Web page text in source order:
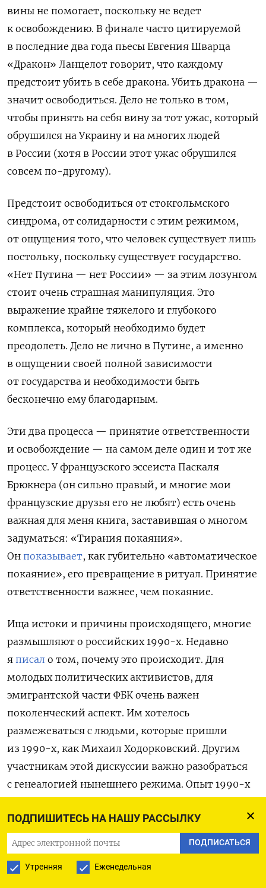
ПОДПИШИТЕСЬ НА НАШУ РАССЫЛКУ
ПОДПИСАТЬСЯ
Утренняя Еженедельная
вины не помогает, поскольку не ведет
к освобождению. В финале часто цитируемой
в последние два года пьесы Евгения Шварца
«Дракон» Ланцелот говорит, что каждому
предстоит убить в себе дракона. Убить дракона —
значит освободиться. Дело не только в том,
чтобы принять на себя вину за тот ужас, который
обрушился на Украину и на многих людей
в России (хотя в России этот ужас обрушился
совсем по-другому).
Предстоит освободиться от стокгольмского
синдрома, от солидарности с этим режимом,
от ощущения того, что человек существует лишь
постольку, поскольку существует государство.
«Нет Путина — нет России» — за этим лозунгом
стоит очень страшная манипуляция. Это
выражение крайне тяжелого и глубокого
комплекса, который необходимо будет
преодолеть. Дело не лично в Путине, а именно
в ощущении своей полной зависимости
от государства и необходимости быть
бесконечно ему благодарным.
Эти два процесса — принятие ответственности
и освобождение — на самом деле один и тот же
процесс. У французского эссеиста Паскаля
Брюкнера (он сильно правый, и многие мои
французские друзья его не любят) есть очень
важная для меня книга, заставившая о многом
задуматься: «Тирания покаяния».
Он показывает, как губительно «автоматическое
покаяние», его превращение в ритуал. Принятие
ответственности важнее, чем покаяние.
Ища истоки и причины происходящего, многие
размышляют о российских 1990-х. Недавно
я писал о том, почему это происходит. Для
молодых политических активистов, для
эмигрантской части ФБК очень важен
поколенческий аспект. Им хотелось
размежеваться с людьми, которые пришли
из 1990-х, как Михаил Ходорковский. Другим
участникам этой дискуссии важно разобраться
с генеалогией нынешнего режима. Опыт 1990-х
обогатились, для других это было временем
возможностей, третьи все потеряли.
Возможности и опасности